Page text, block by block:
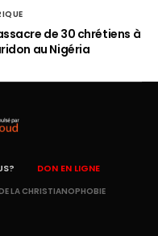
de 30 chrétiens à
au Nigéria
DON EN LIGNE
LA CHRISTIANOPHOBIE